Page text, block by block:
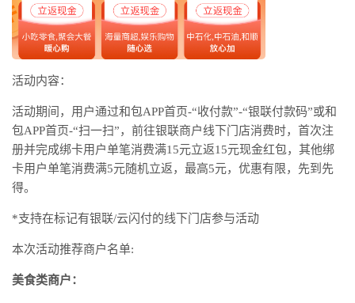
活动内容：
活动期间，用户通过和包APP首页-“收付款”-“银联付款码”或和
包APP首页-“扫一扫”，前往银联商户线下门店消费时，首次注
册并完成绑卡用户单笔消费满15元立返15元现金红包，其他绑
卡用户单笔消费满5元随机立返，最高5元，优惠有限，先到先
得。
*支持在标记有银联/云闪付的线下门店参与活动
本次活动推荐商户名单:
美食类商户：